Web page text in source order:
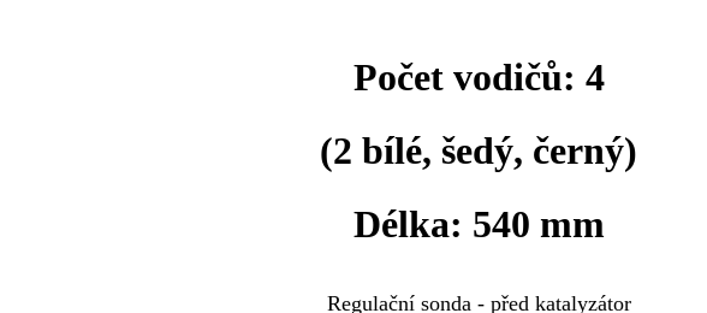
Počet vodičů: 4
(2 bílé, šedý, černý)
Délka: 540 mm
Regulační sonda - před katalyzátor